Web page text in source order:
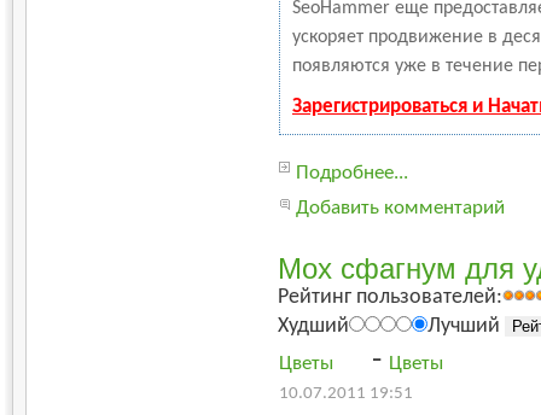
SeoHammer еще
ускоряет продвижение в
появляются уже в течение
Зарегистрироваться и
Подробнее...
Добавить комментарий
Мох сфагнум для
Рейтинг пользователей:
Худший
Лучший
Цветы - Цветы
10.07.2011 19:51